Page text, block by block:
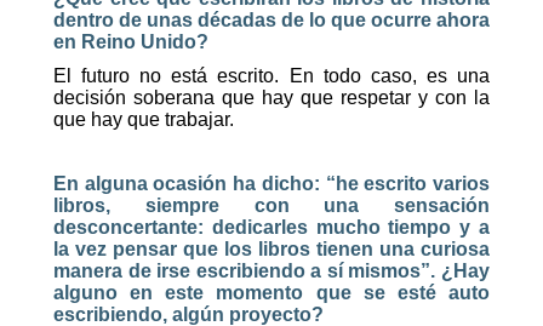
dentro de unas décadas de lo que ocurre ahora
en Reino Unido?
El futuro no está escrito. En todo caso, es una
decisión soberana que hay que respetar y con la
que hay que trabajar.
En alguna ocasión ha dicho: “he escrito varios
libros, siempre con una sensación
desconcertante: dedicarles mucho tiempo y a
la vez pensar que los libros tienen una curiosa
manera de irse escribiendo a sí mismos”. ¿Hay
alguno en este momento que se esté auto
escribiendo, algún proyecto?